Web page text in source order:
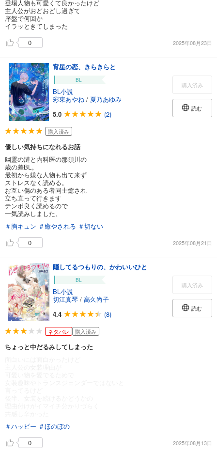
登場人物も可愛くて良かったけど
主人公がおどおどし過ぎて
序盤で何回か
イラッときてしまった
0
2025年08月23日
宵星の恋、きらきらと
BL
BL小説
彩東あやね / 夏乃あゆみ
5.0
(2)
購入済み
読む
購入済み
優しい気持ちになれるお話
幽霊の漣と内科医の那須川の
歳の差BL。
最初から嫌な人物も出て来ず
ストレスなく読める。
お互い傷のある者同士癒され
立ち直って行きます
テンポ良く読めるので
一気読みしました。
＃胸キュン ＃癒やされる ＃切ない
0
2025年08月21日
隠してるつもりの、かわいいひと
BL
BL小説
切江真琴 / 高久尚子
4.4
(8)
購入済み
読む
ネタバレ 購入済み
ちょっと中だるみしてしまった
＃ハッピー ＃ほのぼの
0
2025年08月13日